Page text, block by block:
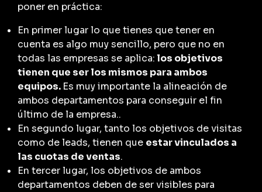
poner en práctica:
En primer lugar lo que tienes que tener en
cuenta es algo muy sencillo, pero que no en
todas las empresas se aplica: los objetivos
tienen que ser los mismos para ambos
equipos. Es muy importante la alineación de
ambos departamentos para conseguir el fin
último de la empresa..
En segundo lugar, tanto los objetivos de visitas
como de leads, tienen que estar vinculados a
las cuotas de ventas.
En tercer lugar, los objetivos de ambos
departamentos deben de ser visibles para